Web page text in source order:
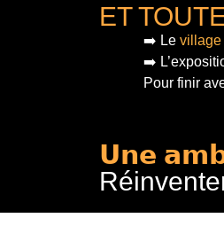
ET
➡️ Le village
➡️
Pour finir
𝗨𝗻𝗲